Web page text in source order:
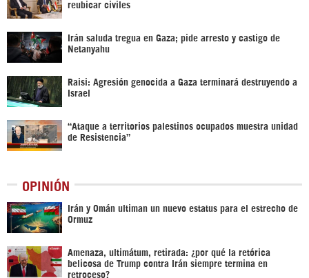
reubicar civiles
Irán saluda tregua en Gaza; pide arresto y castigo de
Netanyahu
Raisi: Agresión genocida a Gaza terminará destruyendo a
Israel
“Ataque a territorios palestinos ocupados muestra unidad
de Resistencia”
OPINIÓN
Irán y Omán ultiman un nuevo estatus para el estrecho de
Ormuz
Amenaza, ultimátum, retirada: ¿por qué la retórica
belicosa de Trump contra Irán siempre termina en
retroceso?